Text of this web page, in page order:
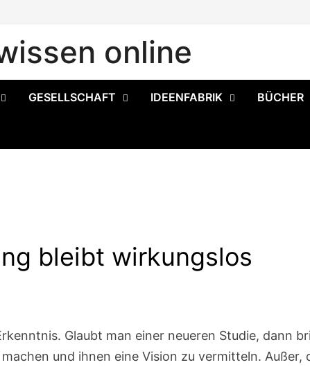
online
GESELLSCHAFT IDEENFABRIK BÜCHER
bleibt wirkungslos
Glaubt man einer neueren Studie, dann
und ihnen eine Vision zu vermitteln. Außer,